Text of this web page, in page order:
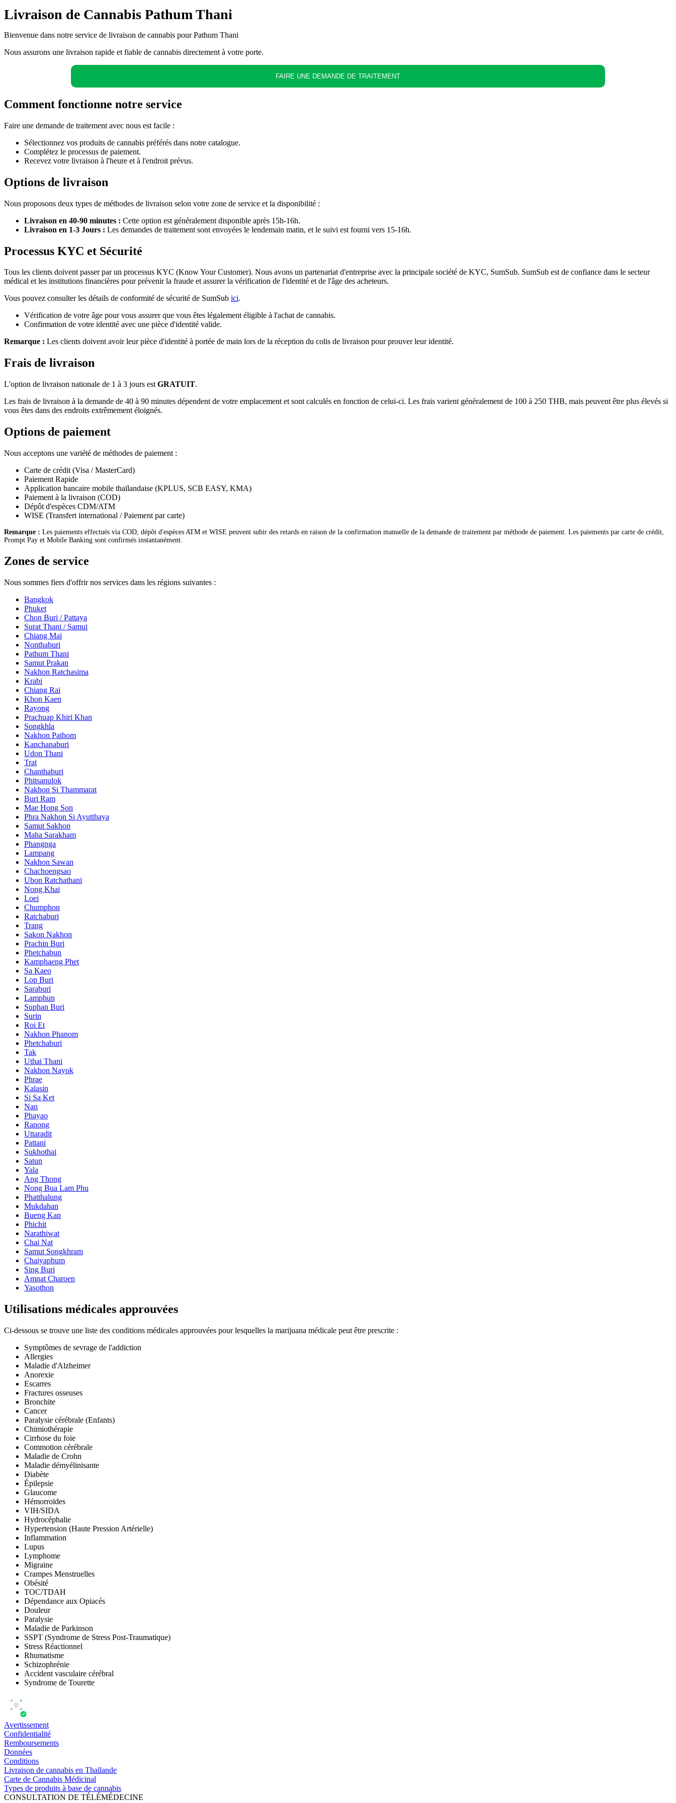
Livraison de Cannabis Pathum Thani
Bienvenue dans notre service de livraison de cannabis pour Pathum Thani
Nous assurons une livraison rapide et fiable de cannabis directement à votre porte.
FAIRE UNE DEMANDE DE TRAITEMENT
Comment fonctionne notre service
Faire une demande de traitement avec nous est facile :
Sélectionnez vos produits de cannabis préférés dans notre catalogue.
Complétez le processus de paiement.
Recevez votre livraison à l'heure et à l'endroit prévus.
Options de livraison
Nous proposons deux types de méthodes de livraison selon votre zone de service et la disponibilité :
Livraison en 40-90 minutes : Cette option est généralement disponible après 15h-16h.
Livraison en 1-3 Jours : Les demandes de traitement sont envoyées le lendemain matin, et le suivi est fourni vers 15-16h.
Processus KYC et Sécurité
Tous les clients doivent passer par un processus KYC (Know Your Customer). Nous avons un partenariat d'entreprise avec la principale société de KYC, SumSub. SumSub est de confiance dans le secteur
médical et les institutions financières pour prévenir la fraude et assurer la vérification de l'identité et de l'âge des acheteurs.
Vous pouvez consulter les détails de conformité de sécurité de SumSub ici.
Vérification de votre âge pour vous assurer que vous êtes légalement éligible à l'achat de cannabis.
Confirmation de votre identité avec une pièce d'identité valide.
Remarque : Les clients doivent avoir leur pièce d'identité à portée de main lors de la réception du colis de livraison pour prouver leur identité.
Frais de livraison
L'option de livraison nationale de 1 à 3 jours est GRATUIT.
Les frais de livraison à la demande de 40 à 90 minutes dépendent de votre emplacement et sont calculés en fonction de celui-ci. Les frais varient généralement de 100 à 250 THB, mais peuvent être plus élevés si
vous êtes dans des endroits extrêmement éloignés.
Options de paiement
Nous acceptons une variété de méthodes de paiement :
Carte de crédit (Visa / MasterCard)
Paiement Rapide
Application bancaire mobile thaïlandaise (KPLUS, SCB EASY, KMA)
Paiement à la livraison (COD)
Dépôt d'espèces CDM/ATM
WISE (Transfert international / Paiement par carte)
Remarque : Les paiements effectués via COD, dépôt d'espèces ATM et WISE peuvent subir des retards en raison de la confirmation manuelle de la demande de traitement par méthode de paiement. Les paiements par carte de crédit,
Prompt Pay et Mobile Banking sont confirmés instantanément.
Zones de service
Nous sommes fiers d'offrir nos services dans les régions suivantes :
Bangkok
Phuket
Chon Buri / Pattaya
Surat Thani / Samui
Chiang Mai
Nonthaburi
Pathum Thani
Samut Prakan
Nakhon Ratchasima
Krabi
Chiang Rai
Khon Kaen
Rayong
Prachuap Khiri Khan
Songkhla
Nakhon Pathom
Kanchanaburi
Udon Thani
Trat
Chanthaburi
Phitsanulok
Nakhon Si Thammarat
Buri Ram
Mae Hong Son
Phra Nakhon Si Ayutthaya
Samut Sakhon
Maha Sarakham
Phangnga
Lampang
Nakhon Sawan
Chachoengsao
Ubon Ratchathani
Nong Khai
Loei
Chumphon
Ratchaburi
Trang
Sakon Nakhon
Prachin Buri
Phetchabun
Kamphaeng Phet
Sa Kaeo
Lop Buri
Saraburi
Lamphun
Suphan Buri
Surin
Roi Et
Nakhon Phanom
Phetchaburi
Tak
Uthai Thani
Nakhon Nayok
Phrae
Kalasin
Si Sa Ket
Nan
Phayao
Ranong
Uttaradit
Pattani
Sukhothai
Satun
Yala
Ang Thong
Nong Bua Lam Phu
Phatthalung
Mukdahan
Bueng Kan
Phichit
Narathiwat
Chai Nat
Samut Songkhram
Chaiyaphum
Sing Buri
Amnat Charoen
Yasothon
Utilisations médicales approuvées
Ci-dessous se trouve une liste des conditions médicales approuvées pour lesquelles la marijuana médicale peut être prescrite :
Symptômes de sevrage de l'addiction
Allergies
Maladie d'Alzheimer
Anorexie
Escarres
Fractures osseuses
Bronchite
Cancer
Paralysie cérébrale (Enfants)
Chimiothérapie
Cirrhose du foie
Commotion cérébrale
Maladie de Crohn
Maladie démyélinisante
Diabète
Épilepsie
Glaucome
Hémorroïdes
VIH/SIDA
Hydrocéphalie
Hypertension (Haute Pression Artérielle)
Inflammation
Lupus
Lymphome
Migraine
Crampes Menstruelles
Obésité
TOC/TDAH
Dépendance aux Opiacés
Douleur
Paralysie
Maladie de Parkinson
SSPT (Syndrome de Stress Post-Traumatique)
Stress Réactionnel
Rhumatisme
Schizophrénie
Accident vasculaire cérébral
Syndrome de Tourette
Avertissement
Confidentialité
Remboursements
Données
Conditions
Livraison de cannabis en Thaïlande
Carte de Cannabis Médicinal
Types de produits à base de cannabis
CONSULTATION DE TÉLÉMÉDECINE